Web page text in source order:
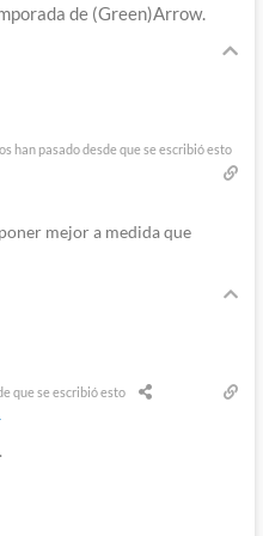
de (Green)Arrow.
han pasado desde que se escribió esto
mejor a medida que
que se escribió esto